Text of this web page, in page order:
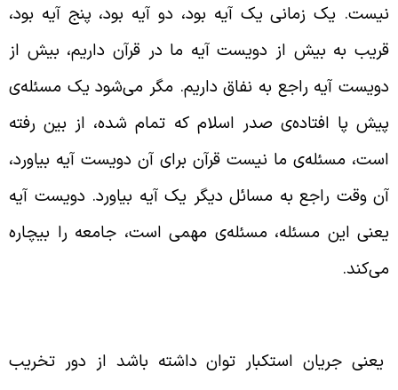
یک زمانی یک آیه بود، دو آیه بود، پنج آیه بود،
به بیش از دویست آیه ما در قرآن داریم، بیش از
آیه راجع به نفاق داریم. مگر می‌شود یک مسئله‌ی
پا افتاده‌ی صدر اسلام که تمام شده، از بین رفته
مسئله‌ی ما نیست قرآن برای آن دویست آیه بیاورد،
وقت راجع به مسائل دیگر یک آیه بیاورد. دویست آیه
این مسئله، مسئله‌ی مهمی است، جامعه را بیچاره
جریان استکبار توان داشته باشد از دور تخریب